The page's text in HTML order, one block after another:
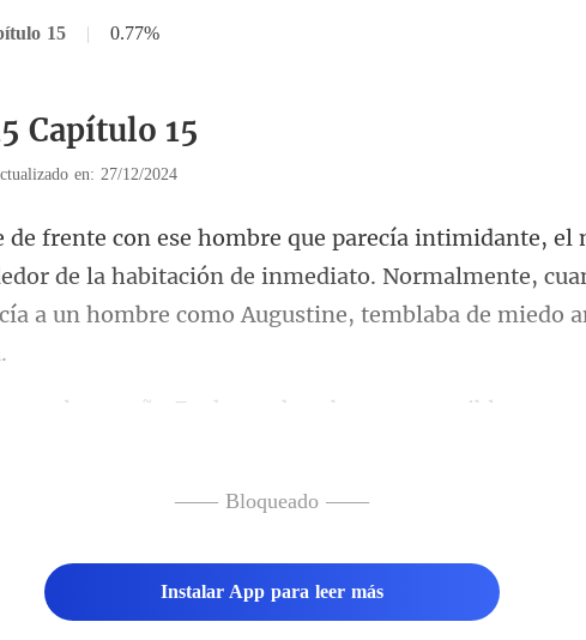
15 | 0.77%
Capítulo 15
en: 27/12/2024
de la habitación de inmediato. Normalmente,
e hombre era accesible, pues
—— Bloqueado ——
Instalar App para leer más